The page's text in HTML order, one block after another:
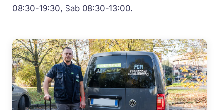
08:30-19:30, Sab 08:30-13:00.